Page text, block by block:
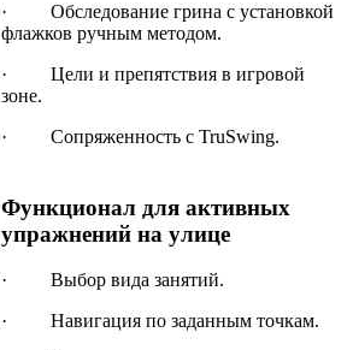
· Обследование грина с установкой
флажков ручным методом.
· Цели и препятствия в игровой
зоне.
· Сопряженность с TruSwing.
Функционал для активных
упражнений на улице
· Выбор вида занятий.
· Навигация по заданным точкам.